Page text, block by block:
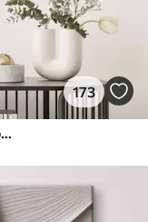
173
Stilizált ginkgólevelek nyugodt színekben